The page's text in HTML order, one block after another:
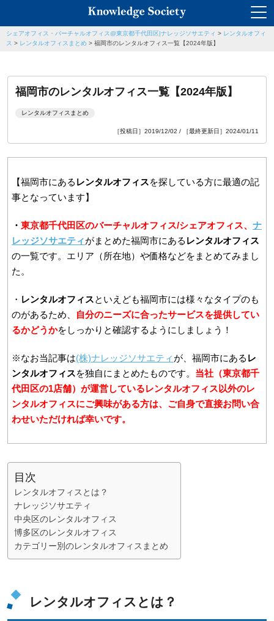
シェアオフィス・バーチャルオフィス@東京都千代田区|ナレッジソサエティ > レンタルオフィ
ス > レンタルオフィスまとめ > 福岡市のレンタルオフィス一覧【2024年版】
福岡市のレンタルオフィス一覧【2024年版】
レンタルオフィスまとめ
［投稿日］2019/12/02 / ［最終更新日］2024/01/11
【福岡市にある レンタルオフィスを探している方に最適の記
事となっています】
・ 東京都千代田区のバーチャルオフィス/シェアオフィス、 ナ
レッジソサエティがまとめた福岡市にある レンタルオフィス
の一覧です。エリア（所在地）や価格などをまとめてみまし
た。
・ レンタルオフィスといえども福岡市には様々なタイプのも
のがあるため、
自分のニーズに合ったサービスを提供してい
るかどうかをしっかりと確認するようにしましょう！
※なお当記事は(株)ナレッジソサエティ が、福岡市にある レ
ンタルオフィスを独自にまとめたものです。 当社（東京都千
代田区の1店舗）が運営しているレンタルオフィス以外のレ
ンタルオフィスにご興味がある方は、ご自身で直接お問い合
わせいただければ幸いです。
目次
レンタルオフィスとは？
ナレッジソサエティ
中央区のレンタルオフィス
博多区のレンタルオフィス
カテゴリー別のレンタルオフィスまとめ
レンタルオフィスとは？